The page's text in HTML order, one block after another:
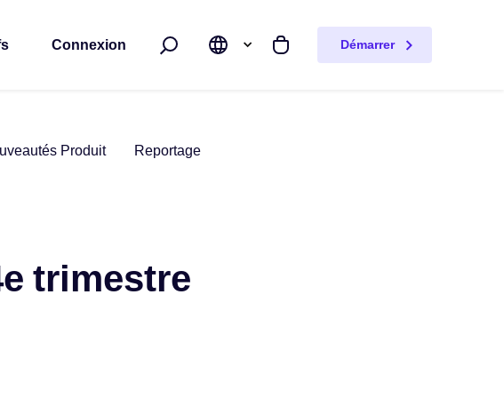
Connexion
Rechercher Mon panier
Démarrer
Produit Reportage
trimestre